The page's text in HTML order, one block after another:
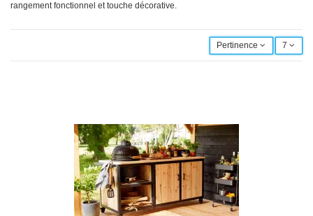
rangement fonctionnel et touche décorative.
Pertinence 7